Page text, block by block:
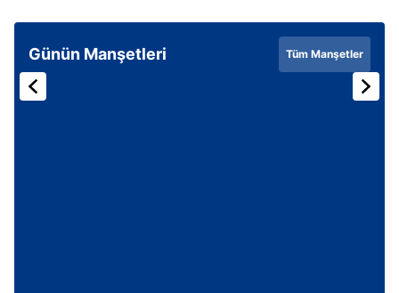
Günün Manşetleri Tüm Manşetler